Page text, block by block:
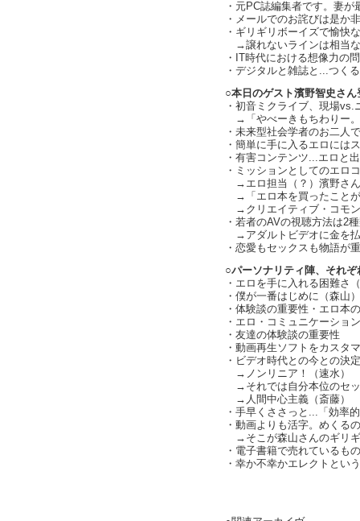
・元PC誌編集者です。妻
・メールでのお詫びは是か
・ギリギリボーイズで愉快
→譲れないラインは相当
・IT時代における想像力の
・デジタルと雑誌と...つく
○本日のゲスト濱野智史さん
・初音ミクライブ、現場
→「やべーきもちわりー
・未来型社会学者のお二人
・簡単に手に入るエロには
・有害コンテンツ...エロと
・ミッションとしてのエロ
→エロ担当（？）濱野さ
→「エロ本を買ったこと
→クリエイティブ・コモ
・若者のAVの視聴方法は2
→アダルトビデオに金を
・恋愛もセックスも物語が
○パーソナリティ陣、それ
・エロを手に入れる困難さ
・僕が一番はじめに（森山）
・体験談の重要性・エロ本
・エロ・コミュニケーショ
・友達の体験談の重要性
・動画再生ソフトをカスタ
・ビデオ時代との今との決
→ノンリニア！（速水）
→それでは自分本位のセ
→人間中心主義（斎藤）
・手早くささっと...「効率
・動画よりも活字。めくる
→そこが森山さんのギリ
・電子書籍で売れているも
・幸か不幸かエレクトとい